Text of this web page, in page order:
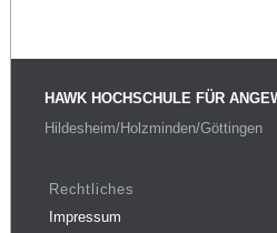
HAWK HOCHSCHULE FÜR
Hildesheim/Holzminden/Göttingen
Rechtliches
Impressum